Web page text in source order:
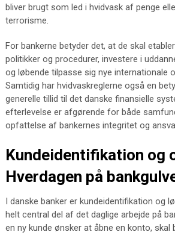
bliver brugt som led i hvidvask af penge
terrorisme.
For bankerne betyder det, at de skal
politikker og procedurer, investere i
og løbende tilpasse sig nye internationale
Samtidig har hvidvaskreglerne også en
generelle tillid til det danske finansielle
efterlevelse er afgørende for både
opfattelse af bankernes integritet og
Kundeidentifikation og
Hverdagen på
I danske banker er kundeidentifikation og
helt central del af det daglige arbejde på
en ny kunde ønsker at åbne en konto, skal